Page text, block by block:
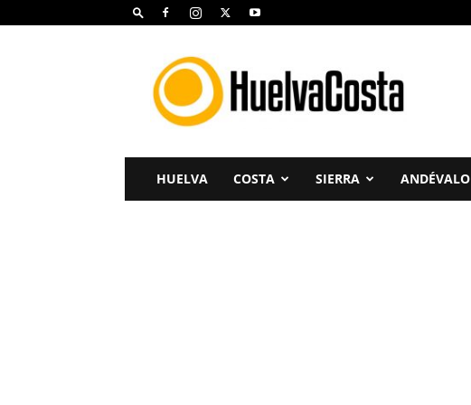
Huelva
Costa
HUELVA COSTA SIERRA ANDÉVALO